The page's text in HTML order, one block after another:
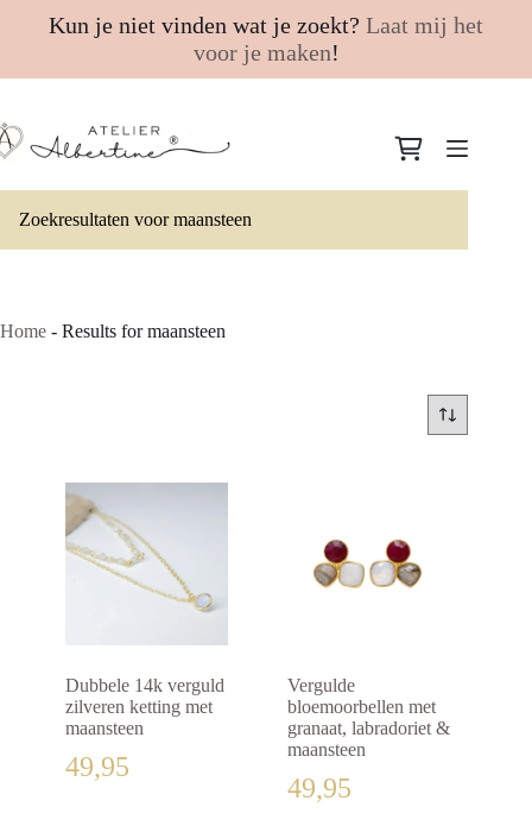
Kun je niet vinden wat je zoekt? Laat mij het
voor je maken!
naar
de
Winkelwagen
Zoekresultaten voor maansteen
Home - Results for maansteen
Dubbele 14k verguld
zilveren ketting met
maansteen
49,95
Vergulde
bloemoorbellen met
granaat, labradoriet &
maansteen
49,95